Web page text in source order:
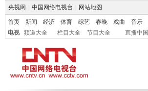
央视网 中国网络电视台 网站地图
首页 新闻 经济 体育 综艺 春晚 戏曲 音乐
电视
频道大全 栏目大全 节目大全 直播中国